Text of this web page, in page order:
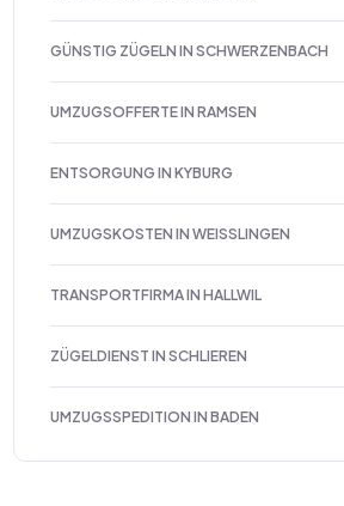
GÜNSTIG ZÜGELN IN SCHWERZENBACH
UMZUGSOFFERTE IN RAMSEN
ENTSORGUNG IN KYBURG
UMZUGSKOSTEN IN WEISSLINGEN
TRANSPORTFIRMA IN HALLWIL
ZÜGELDIENST IN SCHLIEREN
UMZUGSSPEDITION IN BADEN